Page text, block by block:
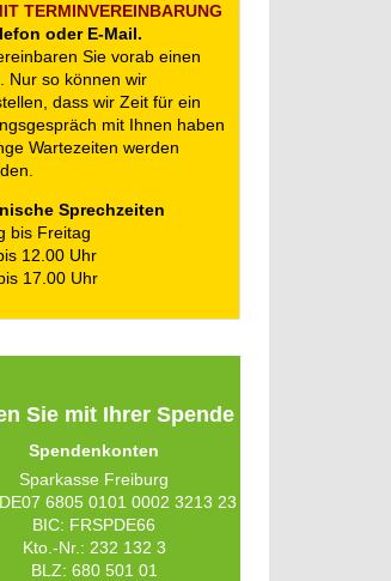
TERMIN­VEREINBARUNG
oder E-Mail.
Sie vorab einen
Nur so können wir
dass wir Zeit für ein
mit Ihnen haben
Wartezeiten werden
Sprechzeiten
bis Freitag
12.00 Uhr
17.00 Uhr
Sie mit Ihrer Spende
Spendenkonten
Sparkasse Freiburg
6805 0101 0002 3213 23
BIC: FRSPDE66
Kto.-Nr.: 232 132 3
BLZ: 680 501 01